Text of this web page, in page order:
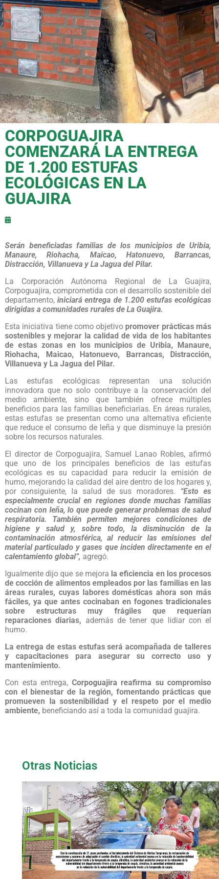
CORPOGUAJIRA
COMENZARÁ LA ENTREGA
DE 1.200 ESTUFAS
ECOLÓGICAS EN LA
GUAJIRA
Serán beneficiadas familias de los municipios de Uribia,
Manaure, Riohacha, Maicao, Hatonuevo, Barrancas,
Distracción, Villanueva y La Jagua del Pilar.
La Corporación Autónoma Regional de La Guajira,
Corpoguajira, comprometida con el desarrollo sostenible del
departamento,iniciará entrega de 1.200 estufas ecológicas
dirigidas a comunidades rurales de La Guajira.
Esta iniciativa tiene como objetivo promover prácticas más
sostenibles y mejorar la calidad de vida de los habitantes
de estas zonas en los municipios de Uribia, Manaure,
Riohacha, Maicao, Hatonuevo, Barrancas, Distracción,
Villanueva y La Jagua del Pilar.
Las estufas ecológicas representan una solución
innovadora que no solo contribuye a la conservación del
medio ambiente, sino que también ofrece múltiples
beneficios para las familias beneficiarias. En áreas rurales,
estas estufas se presentan como una alternativa eficiente
que reduce el consumo de leña y que disminuye la presión
sobre los recursos naturales.
El director de Corpoguajira, Samuel Lanao Robles, afirmó
que uno de los principales beneficios de las estufas
ecológicas es su capacidad para reducir la emisión de
humo, mejorando la calidad del aire dentro de los hogares y,
por consiguiente, la salud de sus moradores. “Esto es
especialmente crucial en regiones donde muchas familias
cocinan con leña, lo que puede generar problemas de salud
respiratoria. También permiten mejores condiciones de
higiene y salud y, sobre todo, la disminución de la
contaminación atmosférica, al reducir las emisiones del
material particulado y gases que inciden directamente en el
calentamiento global”, agregó.
Igualmente dijo que se mejora la eficiencia en los procesos
de cocción de alimentos empleados por las familias en las
áreas rurales, cuyas labores domésticas ahora son más
fáciles, ya que antes cocinaban en fogones tradicionales
sobre estructuras muy frágiles que requerían
reparaciones diarias, además de tener que lidiar con el
humo.
La entrega de estas estufas será acompañada de talleres
y capacitaciones para asegurar su correcto uso y
mantenimiento.
Con esta entrega, Corpoguajira reafirma su compromiso
con el bienestar de la región, fomentando prácticas que
promueven la sostenibilidad y el respeto por el medio
ambiente, beneficiando así a toda la comunidad guajira.
Otras Noticias